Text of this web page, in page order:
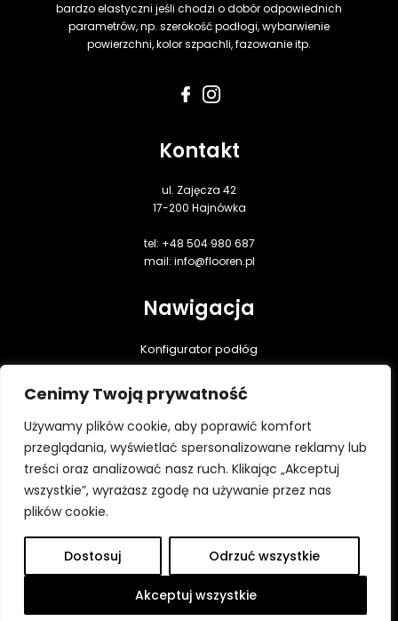
Cenimy Twoją prywatność
Używamy plików cookie, aby poprawić komfort
przeglądania, wyświetlać spersonalizowane reklamy lub
treści oraz analizować nasz ruch. Klikając „Akceptuj
wszystkie”, wyrażasz zgodę na używanie przez nas
plików cookie.
Dostosuj Odrzuć wszystkie
Akceptuj wszystkie
bardzo elastyczni jeśli chodzi o dobór odpowiednich
parametrów, np. szerokość podłogi, wybarwienie
powierzchni, kolor szpachli, fazowanie itp.
Kontakt
ul. Zajęcza 42
17-200 Hajnówka
tel: +48 504 980 687
mail: info@flooren.pl
Nawigacja
Konfigurator podłóg
Realizacje
Praktyczna wiedza
Do pobrania
Kontakt
Polityka prywatności
Wszystkie prawa zastrzeżone ⓒ Flooren 2026
Platforma utworzona przez Hypercon.pl